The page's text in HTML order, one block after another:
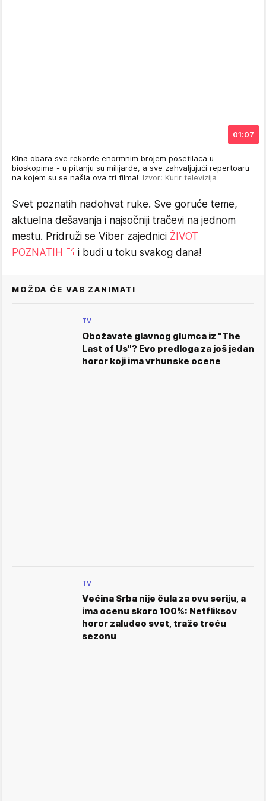
01:07
Kina obara sve rekorde enormnim brojem posetilaca u
bioskopima - u pitanju su milijarde, a sve zahvaljujući repertoaru
na kojem su se našla ova tri filma! Izvor: Kurir televizija
Svet poznatih nadohvat ruke. Sve goruće teme,
aktuelna dešavanja i najsočniji tračevi na jednom
mestu. Pridruži se Viber zajednici ŽIVOT
POZNATIH
i budi u toku svakog dana!
MOŽDA ĆE VAS ZANIMATI
TV
Obožavate glavnog glumca iz "The
Last of Us"? Evo predloga za još jedan
horor koji ima vrhunske ocene
TV
Većina Srba nije čula za ovu seriju, a
ima ocenu skoro 100%: Netfliksov
horor zaludeo svet, traže treću
sezonu